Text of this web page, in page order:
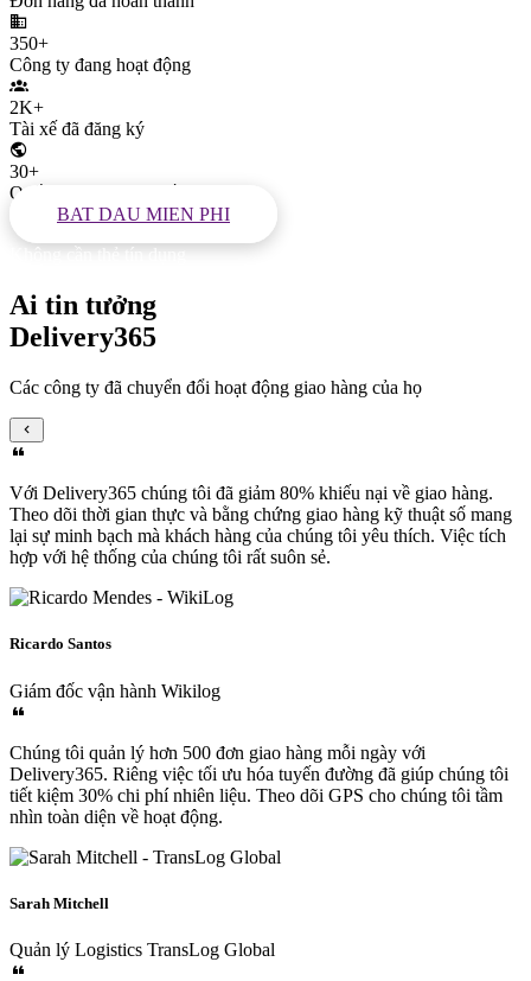
350+
Công ty đang hoạt động
2K+
Tài xế đã đăng ký
30+
Quốc gia trên toàn thế giới
BAT DAU MIEN PHI
Không cần thẻ tín dụng
Ai tin tưởng
Delivery365
Các công ty đã chuyển đổi hoạt động giao hàng của họ
Với Delivery365 chúng tôi đã giảm 80% khiếu nại về giao hàng.
Theo dõi thời gian thực và bằng chứng giao hàng kỹ thuật số mang
lại sự minh bạch mà khách hàng của chúng tôi yêu thích. Việc tích
hợp với hệ thống của chúng tôi rất suôn sẻ.
Ricardo Santos
Giám đốc vận hành Wikilog
Chúng tôi quản lý hơn 500 đơn giao hàng mỗi ngày với
Delivery365. Riêng việc tối ưu hóa tuyến đường đã giúp chúng tôi
tiết kiệm 30% chi phí nhiên liệu. Theo dõi GPS cho chúng tôi tầm
nhìn toàn diện về hoạt động.
Sarah Mitchell
Quản lý Logistics TransLog Global